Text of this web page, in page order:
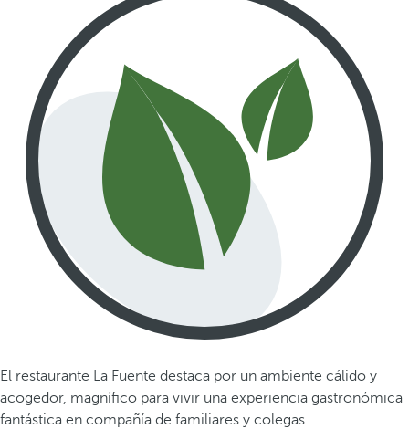
El restaurante La Fuente destaca por un ambiente cálido y
acogedor, magnífico para vivir una experiencia gastronómica
fantástica en compañía de familiares y colegas.